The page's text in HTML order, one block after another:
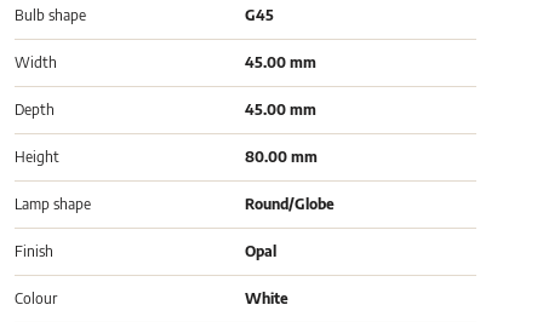
Bulb shape G45
Width 45.00 mm
Depth 45.00 mm
Height 80.00 mm
Lamp shape Round/Globe
Finish Opal
Colour White